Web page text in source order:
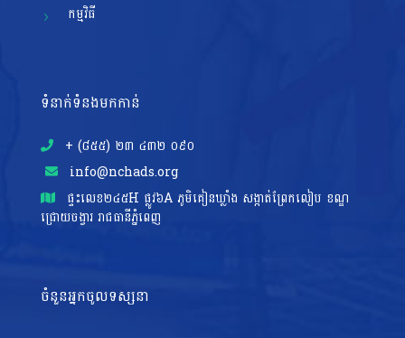
កម្មវិធី
ទំនាក់ទំនងមកកាន់
+ (៨៥៥)​ ២៣​ ៤៣២ ០៩០
info@nchads.org
ផ្ទះ​លេខ២៤៥H ផ្លូវ៦A ភូមិគៀនឃ្លាំង សង្កាត់ព្រែកលៀប ខណ្ឌ
ជ្រោយចង្វារ រាជធានីភ្នំពេញ
ចំនួនអ្នកចូលទស្សនា